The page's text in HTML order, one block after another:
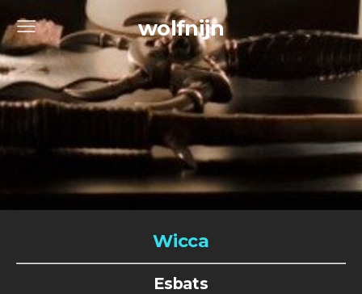
wolfnijn
Wicca
Esbats